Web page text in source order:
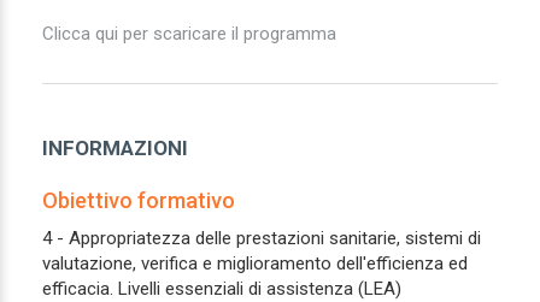
Clicca qui per scaricare il programma
INFORMAZIONI
Obiettivo formativo
4 - Appropriatezza delle prestazioni sanitarie, sistemi di
valutazione, verifica e miglioramento dell'efficienza ed
efficacia. Livelli essenziali di assistenza (LEA)